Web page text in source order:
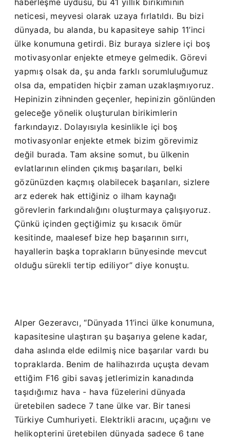
neticesi, meyvesi olarak uzaya fırlatıldı. Bu bizi
dünyada, bu alanda, bu kapasiteye sahip 11’inci
ülke konumuna getirdi. Biz buraya sizlere içi boş
motivasyonlar enjekte etmeye gelmedik. Görevi
yapmış olsak da, şu anda farklı sorumluluğumuz
olsa da, empatiden hiçbir zaman uzaklaşmıyoruz.
Hepinizin zihninden geçenler, hepinizin gönlünden
geleceğe yönelik oluşturulan birikimlerin
farkındayız. Dolayısıyla kesinlikle içi boş
motivasyonlar enjekte etmek bizim görevimiz
değil burada. Tam aksine somut, bu ülkenin
evlatlarının elinden çıkmış başarıları, belki
gözünüzden kaçmış olabilecek başarıları, sizlere
arz ederek hak ettiğiniz o ilham kaynağı
görevlerin farkındalığını oluşturmaya çalışıyoruz.
Çünkü içinden geçtiğimiz şu kısacık ömür
kesitinde, maalesef bize hep başarının sırrı,
hayallerin başka toprakların bünyesinde mevcut
olduğu sürekli tertip ediliyor” diye konuştu.
Alper Gezeravcı, “Dünyada 11’inci ülke konumuna,
kapasitesine ulaştıran şu başarıya gelene kadar,
daha aslında elde edilmiş nice başarılar vardı bu
topraklarda. Benim de halihazırda uçuşta devam
ettiğim F16 gibi savaş jetlerimizin kanadında
taşıdığımız hava - hava füzelerini dünyada
üretebilen sadece 7 tane ülke var. Bir tanesi
Türkiye Cumhuriyeti. Elektrikli aracını, uçağını ve
helikopterini üretebilen dünyada sadece 6 tane